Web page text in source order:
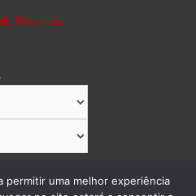
permitir uma melhor experiência